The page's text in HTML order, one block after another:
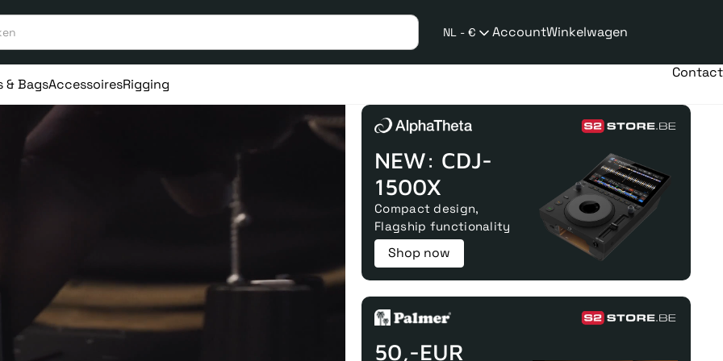
NL - €
taalwijziging
AccountWinkelwagen
& BagsAccessoiresRigging
Contact
ervaring Vanaf 75€ gratis verstuurd
NEW: CDJ-
1500X
Compact design,
Flagship functionality
Shop now
50,-EUR